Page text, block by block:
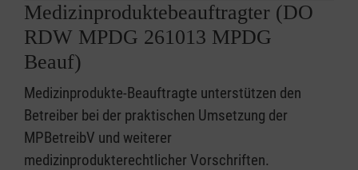
Medizinproduktebeauftragter (DO
RDW MPDG 261013 MPDG
Beauf)
Medizinprodukte-Beauftragte unterstützen den
Betreiber bei der praktischen Umsetzung der
MPBetreibV und weiterer
medizinprodukterechtlicher Vorschriften.